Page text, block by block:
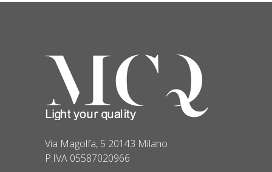
Via Magolfa, 5 20143 Milano
P.IVA 05587020966